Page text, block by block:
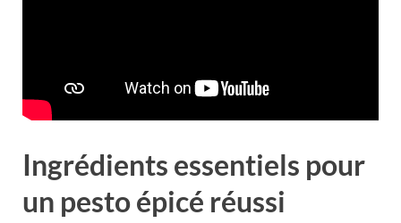
Ingrédients essentiels pour
un pesto épicé réussi